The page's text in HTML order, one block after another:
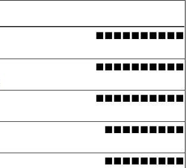
■■■■■■■■■■
■■■■■■■■■■
■■■■■■■■■■
■■■■■■■■■
■■■■■■■■■